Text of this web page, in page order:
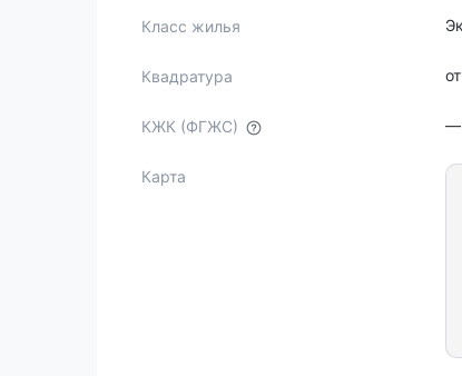
Класс жилья
Квадратура
КЖК (ФГЖС) —
Карта